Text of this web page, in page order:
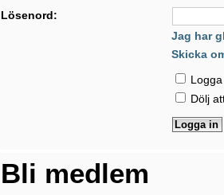
Lösenord:
Jag har
Skicka
Dölj
Bli medlem